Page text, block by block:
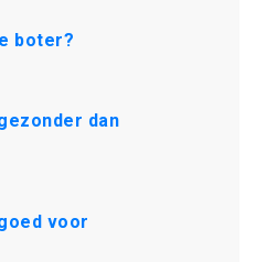
boter?
dan
voor